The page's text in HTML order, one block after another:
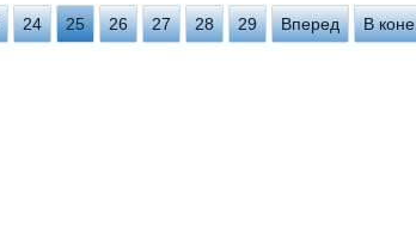
24 25 26 27 28 29 Вперед
В